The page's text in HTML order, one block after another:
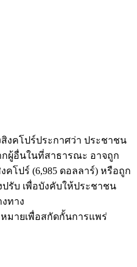
โปร์ประกาศว่า ประชาชน
กผู้อื่นในที่สาธารณะ อาจถูก
คโปร์ (6,985 ดอลลาร์) หรือถูก
ปรับ เพื่อบังคับให้ประชาชน
ทาง
หมายเพื่อสกัดกั้นการแพร่